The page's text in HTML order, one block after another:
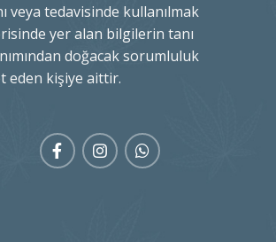
veya tedavisinde kullanılmak
yer alan bilgilerin tanı
doğacak sorumluluk
eden kişiye aittir.